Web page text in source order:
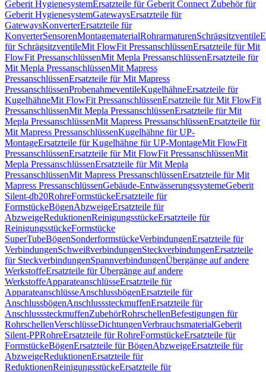
Geberit HygienesystemErsatzteile für Geberit Connect Zubehör für
Geberit HygienesystemGatewaysErsatzteile für
GatewaysKonverterErsatzteile für
KonverterSensorenMontagematerialRohrarmaturenSchrägsitzventile
für SchrägsitzventileMit FlowFit PressanschlüssenErsatzteile für Mit
FlowFit PressanschlüssenMit Mepla PressanschlüssenErsatzteile für
Mit Mepla PressanschlüssenMit Mapress
PressanschlüssenErsatzteile für Mit Mapress
PressanschlüssenProbenahmeventileKugelhähneErsatzteile für
KugelhähneMit FlowFit PressanschlüssenErsatzteile für Mit FlowFit
PressanschlüssenMit Mepla PressanschlüssenErsatzteile für Mit
Mepla PressanschlüssenMit Mapress PressanschlüssenErsatzteile für
Mit Mapress PressanschlüssenKugelhähne für UP-
MontageErsatzteile für Kugelhähne für UP-MontageMit FlowFit
PressanschlüssenErsatzteile für Mit FlowFit PressanschlüssenMit
Mepla PressanschlüssenErsatzteile für Mit Mepla
PressanschlüssenMit Mapress PressanschlüssenErsatzteile für Mit
Mapress PressanschlüssenGebäude-EntwässerungssystemeGeberit
Silent-db20RohreFormstückeErsatzteile für
FormstückeBögenAbzweigeErsatzteile für
AbzweigeReduktionenReinigungsstückeErsatzteile für
ReinigungsstückeFormstücke
SuperTubeBögenSonderformstückeVerbindungenErsatzteile für
VerbindungenSchweißverbindungenSteckverbindungenErsatzteile
für SteckverbindungenSpannverbindungenÜbergänge auf andere
WerkstoffeErsatzteile für Übergänge auf andere
WerkstoffeApparateanschlüsseErsatzteile für
ApparateanschlüsseAnschlussbögenErsatzteile für
AnschlussbögenAnschlusssteckmuffenErsatzteile für
AnschlusssteckmuffenZubehörRohrschellenBefestigungen für
RohrschellenVerschlüsseDichtungenVerbrauchsmaterialGeberit
Silent-PPRohreErsatzteile für RohreFormstückeErsatzteile für
FormstückeBögenErsatzteile für BögenAbzweigeErsatzteile für
AbzweigeReduktionenErsatzteile für
ReduktionenReinigungsstückeErsatzteile für